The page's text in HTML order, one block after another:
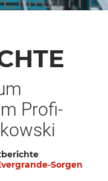
Profi-
Sorgen